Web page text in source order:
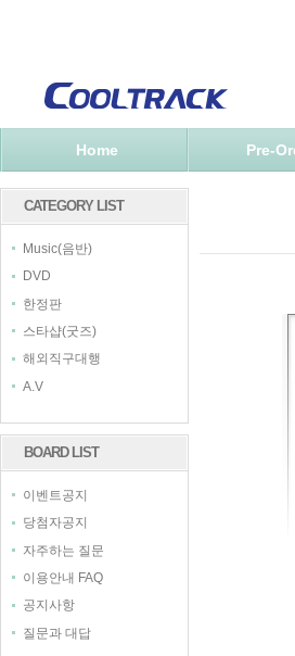
Home Pre-
CATEGORY LIST
Music(음반)
DVD
한정판
스타샵(굿즈)
해외직구대행
A.V
BOARD LIST
이벤트공지
당첨자공지
자주하는 질문
이용안내 FAQ
공지사항
질문과 대답